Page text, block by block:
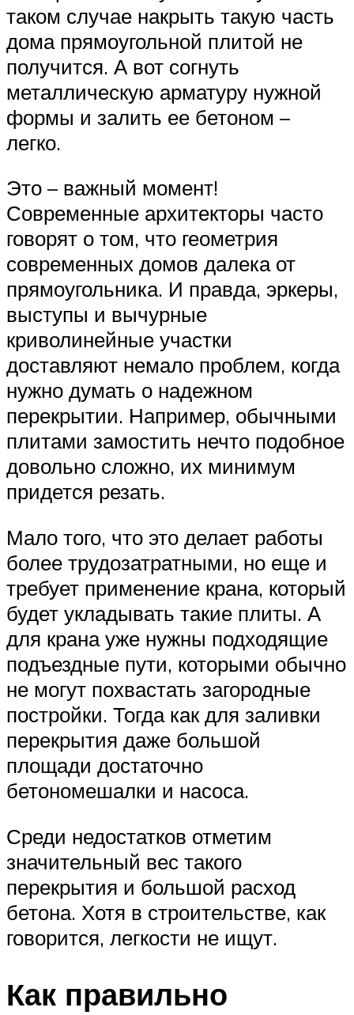
таком случае накрыть такую часть
дома прямоугольной плитой не
получится. А вот согнуть
металлическую арматуру нужной
формы и залить ее бетоном –
легко.
Это – важный момент!
Современные архитекторы часто
говорят о том, что геометрия
современных домов далека от
прямоугольника. И правда, эркеры,
выступы и вычурные
криволинейные участки
доставляют немало проблем, когда
нужно думать о надежном
перекрытии. Например, обычными
плитами замостить нечто подобное
довольно сложно, их минимум
придется резать.
Мало того, что это делает работы
более трудозатратными, но еще и
требует применение крана, который
будет укладывать такие плиты. А
для крана уже нужны подходящие
подъездные пути, которыми обычно
не могут похвастать загородные
постройки. Тогда как для заливки
перекрытия даже большой
площади достаточно
бетономешалки и насоса.
Среди недостатков отметим
значительный вес такого
перекрытия и большой расход
бетона. Хотя в строительстве, как
говорится, легкости не ищут.
Как правильно